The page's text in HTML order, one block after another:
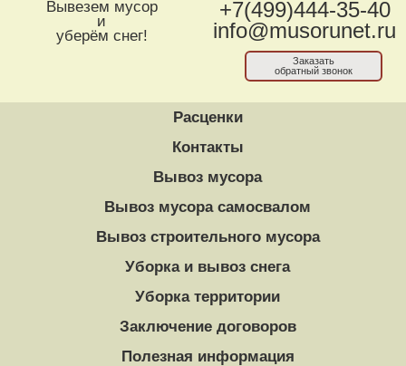
Вывезем мусор
и
уберём снег!
+7(499)444-35-40
info@musorunet.ru
Заказать
обратный звонок
Расценки
Контакты
Вывоз мусора
Вывоз мусора самосвалом
Вывоз строительного мусора
Уборка и вывоз снега
Уборка территории
Заключение договоров
Полезная информация